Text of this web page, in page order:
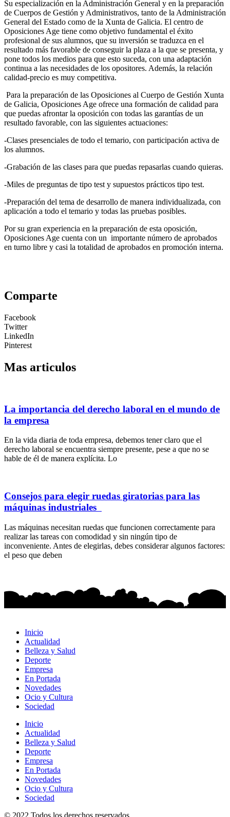
Su especialización en la Administración General y en la preparación
de Cuerpos de Gestión y Administrativos, tanto de la Administración
General del Estado como de la Xunta de Galicia. El centro de
Oposiciones Age tiene como objetivo fundamental el éxito
profesional de sus alumnos, que su inversión se traduzca en el
resultado más favorable de conseguir la plaza a la que se presenta, y
pone todos los medios para que esto suceda, con una adaptación
continua a las necesidades de los opositores. Además, la relación
calidad-precio es muy competitiva.
Para la preparación de las Oposiciones al Cuerpo de Gestión Xunta
de Galicia, Oposiciones Age ofrece una formación de calidad para
que puedas afrontar la oposición con todas las garantías de un
resultado favorable, con las siguientes actuaciones:
-Clases presenciales de todo el temario, con participación activa de
los alumnos.
-Grabación de las clases para que puedas repasarlas cuando quieras.
-Miles de preguntas de tipo test y supuestos prácticos tipo test.
-Preparación del tema de desarrollo de manera individualizada, con
aplicación a todo el temario y todas las pruebas posibles.
Por su gran experiencia en la preparación de esta oposición,
Oposiciones Age cuenta con un importante número de aprobados
en turno libre y casi la totalidad de aprobados en promoción interna.
Comparte
Facebook
Twitter
LinkedIn
Pinterest
Mas articulos
La importancia del derecho laboral en el mundo de
la empresa
En la vida diaria de toda empresa, debemos tener claro que el
derecho laboral se encuentra siempre presente, pese a que no se
hable de él de manera explícita. Lo
Consejos para elegir ruedas giratorias para las
máquinas industriales
Las máquinas necesitan ruedas que funcionen correctamente para
realizar las tareas con comodidad y sin ningún tipo de
inconveniente. Antes de elegirlas, debes considerar algunos factores:
el peso que deben
Inicio
Actualidad
Belleza y Salud
Deporte
Empresa
En Portada
Novedades
Ocio y Cultura
Sociedad
Inicio
Actualidad
Belleza y Salud
Deporte
Empresa
En Portada
Novedades
Ocio y Cultura
Sociedad
© 2022 Todos los derechos reservados